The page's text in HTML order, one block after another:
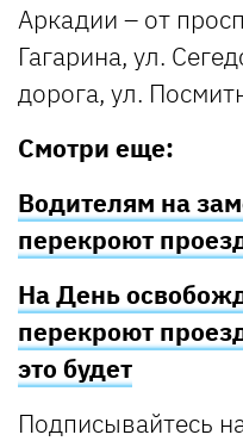
Аркадии – от
Гагарина, ул.
дорога, ул.
Смотри еще:
Водителям на
перекроют
На День
перекроют
это будет
Подписывайтесь